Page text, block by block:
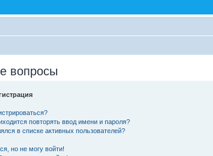
вопросы
повторять ввод имени и пароля?
в списке активных пользователей?
но не могу войти!